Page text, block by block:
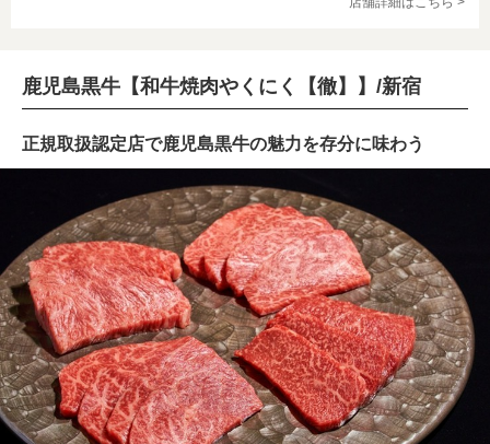
鹿児島黒牛【和牛焼肉やくにく【徹】】/新宿
正規取扱認定店で鹿児島黒牛の魅力を存分に味わう